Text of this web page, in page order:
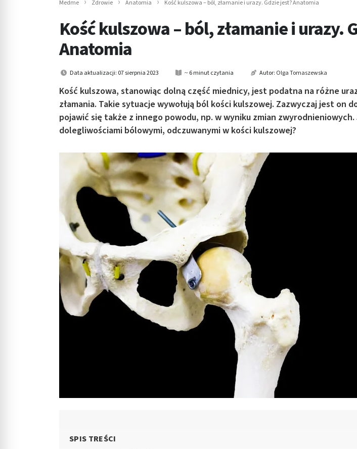
Medme Zdrowie Anatomia Kość kulszowa – ból, złamanie i urazy. Gdzie jest? Anatomia
Kość kulszowa – ból, złamanie i urazy.
Anatomia
Data aktualizacji: 07 sierpnia 2023 ~ 6 minut czytania Autor: Olga Tomaszewska
Kość kulszowa, stanowiąc dolną część miednicy, jest podatna na różne
złamania. Takie sytuacje wywołują ból kości kulszowej. Zazwyczaj jest on
pojawić się także z innego powodu, np. w wyniku zmian
dolegliwościami bólowymi, odczuwanymi w kości kulszowej?
SPIS TREŚCI